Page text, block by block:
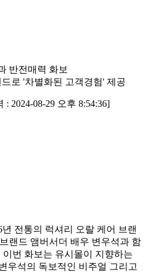
반전매력 화보
로 '차별화된 고객경험' 제공
: 2024-08-29 오후 8:54:36]
전통의 럭셔리 오랄 케어 브랜
랜드 앰버서더 배우 변우석과 함
번 화보는 유시몰이 지향하는
우석의 독보적인 비주얼 그리고